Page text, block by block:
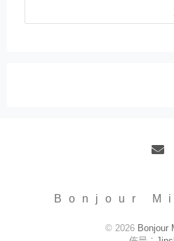
華！ 水㊀土㊀就選「潤・賦
Bonjour
© 2026 Bonjour